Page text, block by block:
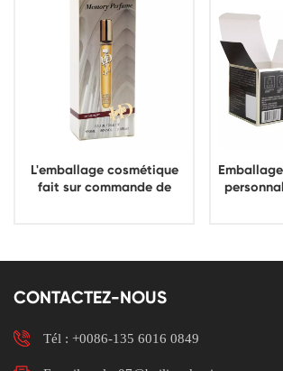
L'emballage cosmétique
fait sur commande de
CONTACTEZ-NOUS
Tél : +0086-135 6016 0849